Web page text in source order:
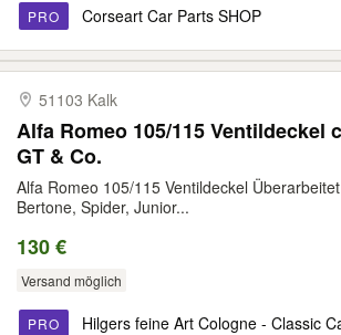
PRO Corseart Car Parts SHOP
51103 Kalk
Alfa Romeo 105/115 Ventildeckel
GT & Co.
Alfa Romeo 105/115 Ventildeckel
Bertone, Spider, Junior...
130 €
Versand möglich
PRO Hilgers feine Art Cologne - Classic